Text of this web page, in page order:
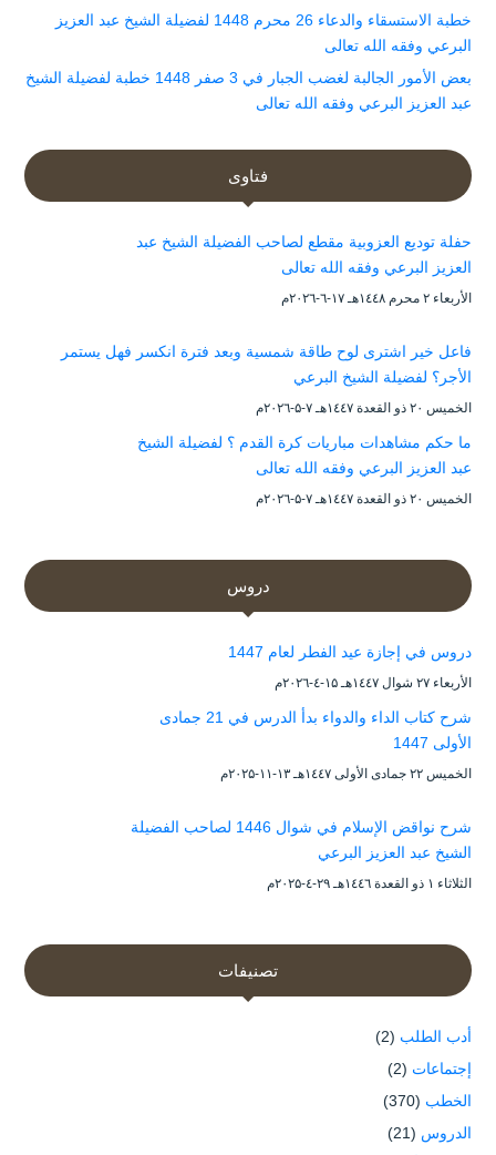
خطبة الاستسقاء والدعاء 26 محرم 1448 لفضيلة الشيخ عبد العزيز
البرعي وفقه الله تعالى
بعض الأمور الجالبة لغضب الجبار في 3 صفر 1448 خطبة لفضيلة الشيخ
عبد العزيز البرعي وفقه الله تعالى
فتاوى
حفلة توديع العزوبية مقطع لصاحب الفضيلة الشيخ عبد
العزيز البرعي وفقه الله تعالى
الأربعاء ۲ محرم ۱٤٤۸هـ ۱۷-٦-۲۰۲٦م
فاعل خير اشترى لوح طاقة شمسية وبعد فترة انكسر فهل يستمر
الأجر؟ لفضيلة الشيخ البرعي
الخميس ۲۰ ذو القعدة ۱٤٤۷هـ ۷-۵-۲۰۲٦م
ما حكم مشاهدات مباريات كرة القدم ؟ لفضيلة الشيخ
عبد العزيز البرعي وفقه الله تعالى
الخميس ۲۰ ذو القعدة ۱٤٤۷هـ ۷-۵-۲۰۲٦م
دروس
دروس في إجازة عيد الفطر لعام 1447
الأربعاء ۲۷ شوال ۱٤٤۷هـ ۱۵-٤-۲۰۲٦م
شرح كتاب الداء والدواء بدأ الدرس في 21 جمادى
الأولى 1447
الخميس ۲۲ جمادى الأولى ۱٤٤۷هـ ۱۳-۱۱-۲۰۲۵م
شرح نواقض الإسلام في شوال 1446 لصاحب الفضيلة
الشيخ عبد العزيز البرعي
الثلاثاء ۱ ذو القعدة ۱٤٤٦هـ ۲۹-٤-۲۰۲۵م
تصنيفات
أدب الطلب (2)
إجتماعات (2)
الخطب (370)
الدروس (21)